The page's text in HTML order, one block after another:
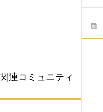
連コミュニティ